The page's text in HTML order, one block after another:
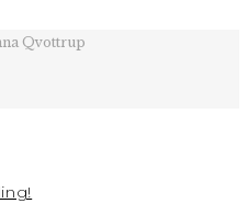
Qvottrup